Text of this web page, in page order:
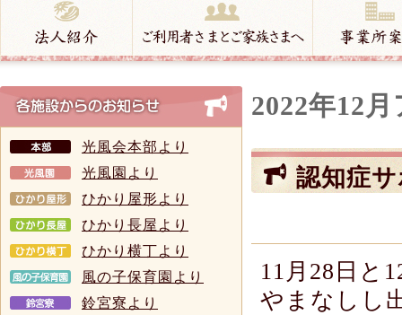
光風会本部より
光風園より
ひかり屋形より
ひかり長屋より
ひかり横丁より
風の子保育園より
鈴宮寮より
2022年12
認知症
11 月 28 日と
やまなしし